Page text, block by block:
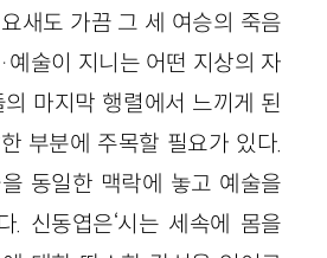
새도 가끔 그 세 여승의 죽음
예술이 지니는 어떤 지상의 자
마지막 행렬에서 느끼게 된
부분에 주목할 필요가 있다.
동일한 맥락에 놓고 예술을
. 신동엽은‘시는 세속에 몸을